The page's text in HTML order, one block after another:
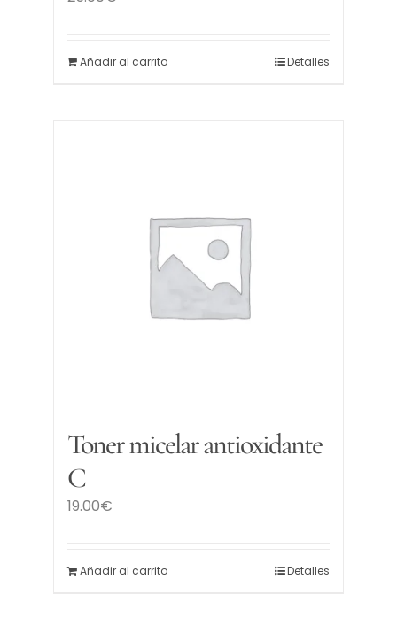
Añadir al carrito Detalles
Toner micelar antioxidante
C
19.00€
Añadir al carrito Detalles